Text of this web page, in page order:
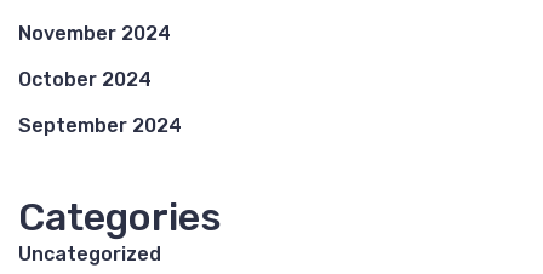
November 2024
October 2024
September 2024
Categories
Uncategorized